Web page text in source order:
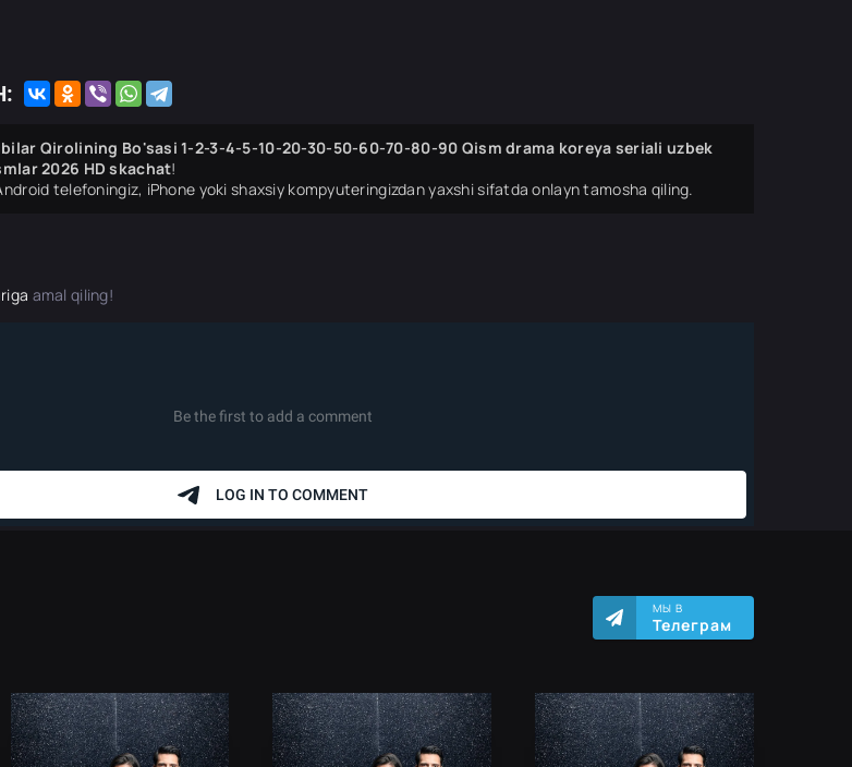
Qirolining Bo'sasi 1-2-3-4-5-10-20-30-50-60-70-80-90 Qism drama koreya seriali uzbek
2026 HD skachat!
telefoningiz, iPhone yoki shaxsiy kompyuteringizdan yaxshi sifatda onlayn tamosha qiling.
amal qiling!
МЫ В
Телеграм